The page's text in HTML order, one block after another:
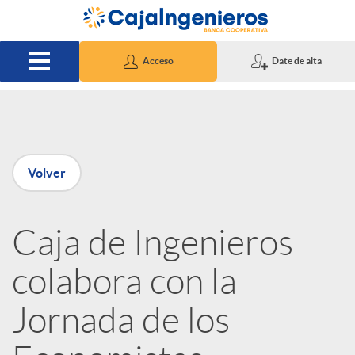
Saltar al contenido principal
Acceso Date de alta
P
u
b
l
Volver
Caja de Ingenieros
colabora con la
Jornada de los